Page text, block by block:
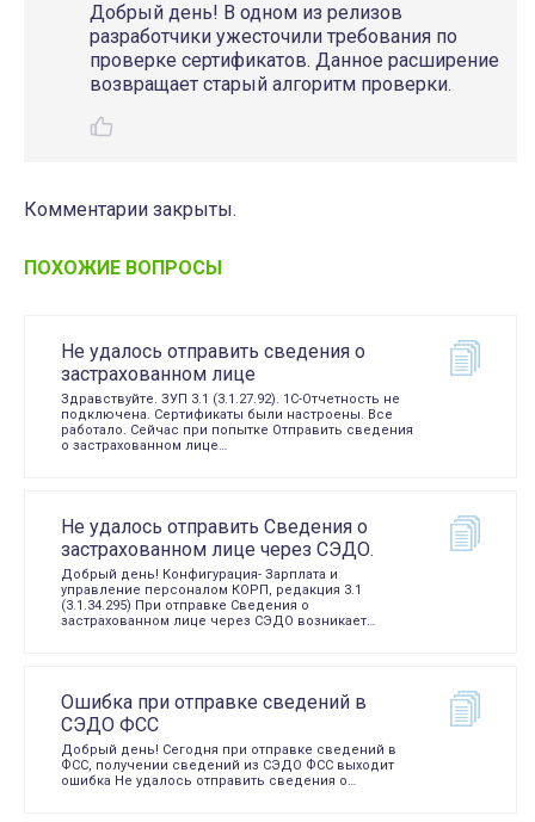
Добрый день! В одном из релизов
разработчики ужесточили требования по
проверке сертификатов. Данное расширение
возвращает старый алгоритм проверки.
Комментарии закрыты.
ПОХОЖИЕ ВОПРОСЫ
Не удалось отправить сведения о
застрахованном лице
Здравствуйте. ЗУП 3.1 (3.1.27.92). 1С-Отчетность не
подключена. Сертификаты были настроены. Все
работало. Сейчас при попытке Отправить сведения
о застрахованном лице…
Не удалось отправить Сведения о
застрахованном лице через СЭДО.
Добрый день! Конфигурация- Зарплата и
управление персоналом КОРП, редакция 3.1
(3.1.34.295) При отправке Сведения о
застрахованном лице через СЭДО возникает…
Ошибка при отправке сведений в
СЭДО ФСС
Добрый день! Сегодня при отправке сведений в
ФСС, получении сведений из СЭДО ФСС выходит
ошибка Не удалось отправить сведения о…